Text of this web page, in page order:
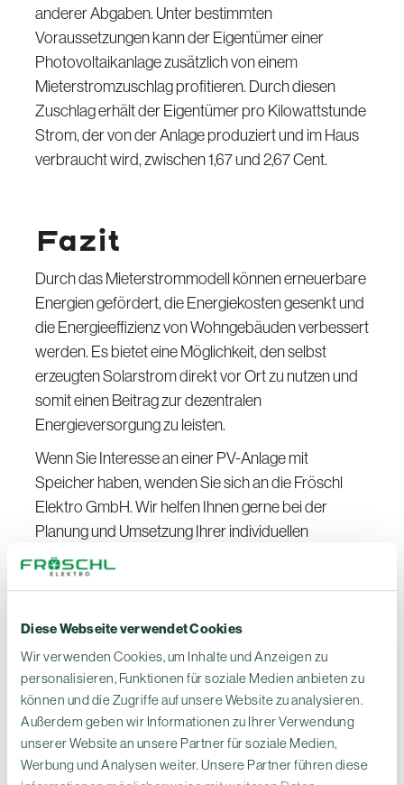
Diese Webseite verwendet Cookies
Wir verwenden Cookies, um Inhalte und Anzeigen zu
personalisieren, Funktionen für soziale Medien anbieten zu
können und die Zugriffe auf unsere Website zu analysieren.
Außerdem geben wir Informationen zu Ihrer Verwendung
unserer Website an unsere Partner für soziale Medien,
Werbung und Analysen weiter. Unsere Partner führen diese
anderer Abgaben. Unter bestimmten
Voraussetzungen kann der Eigentümer einer
Photovoltaikanlage zusätzlich von einem
Mieterstromzuschlag profitieren. Durch diesen
Zuschlag erhält der Eigentümer pro Kilowattstunde
Strom, der von der Anlage produziert und im Haus
verbraucht wird, zwischen 1,67 und 2,67 Cent.
Fazit
Durch das Mieterstrommodell können erneuerbare
Energien gefördert, die Energiekosten gesenkt und
die Energieeffizienz von Wohngebäuden verbessert
werden. Es bietet eine Möglichkeit, den selbst
erzeugten Solarstrom direkt vor Ort zu nutzen und
somit einen Beitrag zur dezentralen
Energieversorgung zu leisten.
Wenn Sie Interesse an einer PV-Anlage mit
Speicher haben, wenden Sie sich an die Fröschl
Elektro GmbH. Wir helfen Ihnen gerne bei der
Planung und Umsetzung Ihrer individuellen
Anforderungen und zeigen Ihnen, wie Sie von den
zahlreichen Vorteilen profitieren können.
GmbH
Zurück zum Lexikon